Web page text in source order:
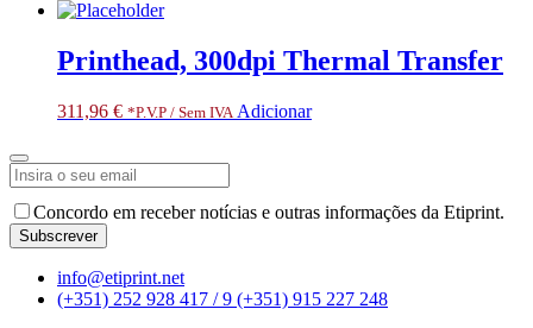
Printhead, 300dpi Thermal Transfer
311,96 € *P.V.P / Sem IVA Adicionar
Number*
Concordo em receber notícias e outras informações da Etiprint.
Subscrever
info@etiprint.net
(+351) 252 928 417 / 9 (+351) 915 227 248